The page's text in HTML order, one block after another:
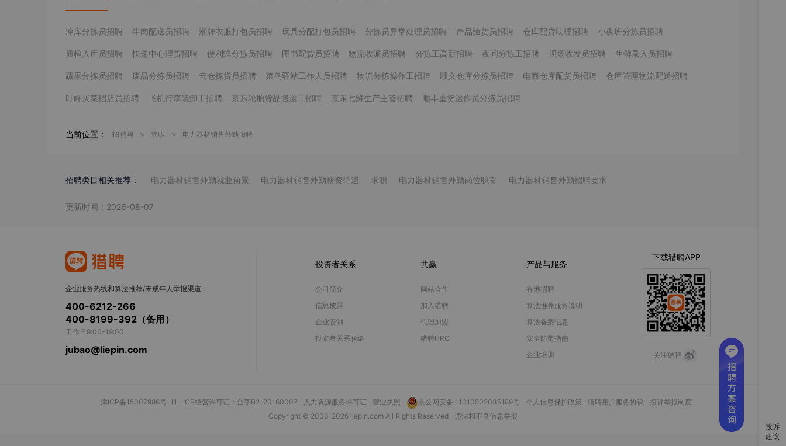
投诉
建议
冷库分拣员招聘 牛肉配送员招聘 潮牌衣服打包员招聘 玩具分配打包员招聘 分拣员异常处理员招聘 产品验货员招聘 仓库配货助理招聘 小夜班分拣员招聘
质检入库员招聘 快递中心理货招聘 便利蜂分拣员招聘 图书配货员招聘 物流收派员招聘 分拣工高薪招聘 夜间分拣工招聘 现场收发员招聘 生鲜录入员招聘
蔬果分拣员招聘 废品分拣员招聘 云仓拣货员招聘 菜鸟驿站工作人员招聘 物流分拣操作工招聘 顺义仓库分拣员招聘 电商仓库配货员招聘 仓库管理物流配送招聘
叮咚买菜招店员招聘 飞机行李装卸工招聘 京东轮胎货品搬运工招聘 京东七鲜生产主管招聘 顺丰重货运作员分拣员招聘
当前位置： 招聘网 > 求职 > 电力器材销售外勤招聘
招聘类目相关推荐： 电力器材销售外勤就业前景 电力器材销售外勤薪资待遇 求职 电力器材销售外勤岗位职责 电力器材销售外勤招聘要求
更新时间：2026-08-07